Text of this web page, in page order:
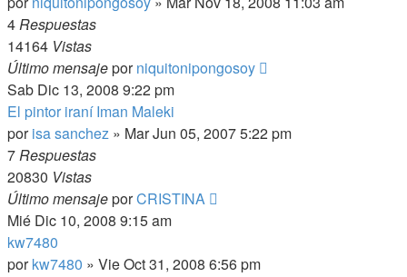
4Respuestas
14164 Vistas
Último mensajeporniquitonipongosoy
Sab Dic 13, 2008 9:22 pm
El pintor iraní Iman Maleki
porisa sanchez » Mar Jun 05, 2007 5:22 pm
7Respuestas
20830 Vistas
Último mensajeporCRISTINA
Mié Dic 10, 2008 9:15 am
kw7480
porkw7480 » Vie Oct 31, 2008 6:56 pm